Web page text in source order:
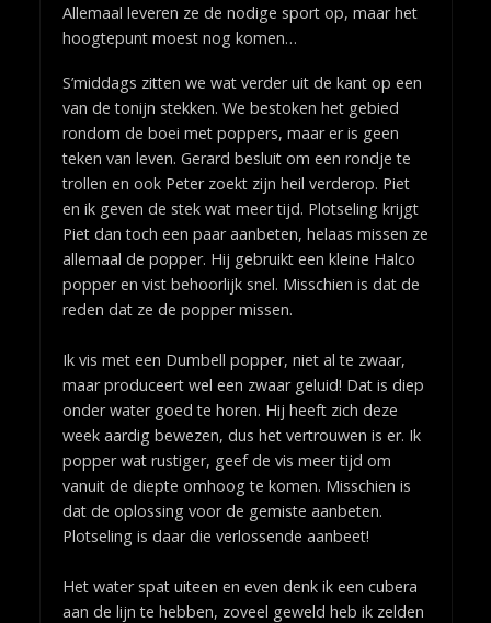
Allemaal leveren ze de nodige sport op, maar het
hoogtepunt moest nog komen…
S’middags zitten we wat verder uit de kant op een
van de tonijn stekken. We bestoken het gebied
rondom de boei met poppers, maar er is geen
teken van leven. Gerard besluit om een rondje te
trollen en ook Peter zoekt zijn heil verderop. Piet
en ik geven de stek wat meer tijd. Plotseling krijgt
Piet dan toch een paar aanbeten, helaas missen ze
allemaal de popper. Hij gebruikt een kleine Halco
popper en vist behoorlijk snel. Misschien is dat de
reden dat ze de popper missen.
Ik vis met een Dumbell popper, niet al te zwaar,
maar produceert wel een zwaar geluid! Dat is diep
onder water goed te horen. Hij heeft zich deze
week aardig bewezen, dus het vertrouwen is er. Ik
popper wat rustiger, geef de vis meer tijd om
vanuit de diepte omhoog te komen. Misschien is
dat de oplossing voor de gemiste aanbeten.
Plotseling is daar die verlossende aanbeet!
Het water spat uiteen en even denk ik een cubera
aan de lijn te hebben, zoveel geweld heb ik zelden